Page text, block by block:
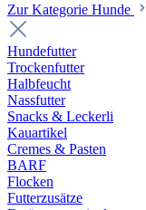
Zur Kategorie Hunde
Hundefutter
Trockenfutter
Halbfeucht
Nassfutter
Snacks & Leckerli
Kauartikel
Cremes & Pasten
BARF
Flocken
Futterzusätze